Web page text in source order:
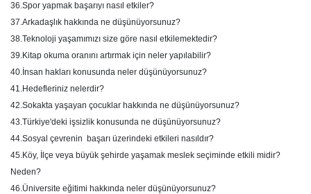
36.Spor yapmak başarıyı nasıl etkiler?
37.Arkadaşlık hakkında ne düşünüyorsunuz?
38.Teknoloji yaşamımızı size göre nasıl etkilemektedir?
39.Kitap okuma oranını artırmak için neler yapılabilir?
40.İnsan hakları konusunda neler düşünüyorsunuz?
41.Hedefleriniz nelerdir?
42.Sokakta yaşayan çocuklar hakkında ne düşünüyorsunuz?
43.Türkiye'deki işsizlik konusunda ne düşünüyorsunuz?
44.Sosyal çevrenin başarı üzerindeki etkileri nasıldır?
45.Köy, İlçe veya büyük şehirde yaşamak meslek seçiminde etkili midir?
Neden?
46.Üniversite eğitimi hakkında neler düşünüyorsunuz?